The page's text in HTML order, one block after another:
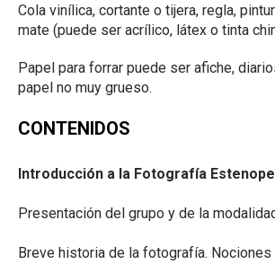
Cola vinílica, cortante o tijera, regla,
mate (puede ser acrílico, látex o tinta
Papel para forrar puede ser afiche,
papel no muy grueso.
CONTENIDOS
Introducción a la Fotografía
Presentación del grupo y de la
Breve historia de la fotografía. Nociones